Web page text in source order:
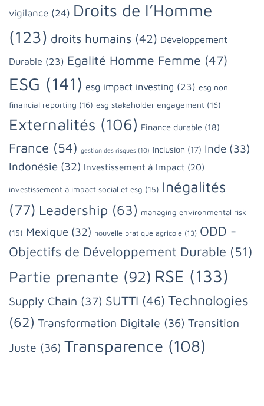
vigilance (24) Droits de l’Homme
(123) droits humains (42) Développement
Durable (23) Egalité Homme Femme (47)
ESG (141) esg impact investing (23) esg non
financial reporting (16) esg stakeholder engagement (16)
Externalités (106) Finance durable (18)
France (54) gestion des risques (10) Inclusion (17) Inde (33)
Indonésie (32) Investissement à Impact (20)
investissement à impact social et esg (15) Inégalités
(77) Leadership (63) managing environmental risk
(15) Mexique (32) nouvelle pratique agricole (13) ODD -
Objectifs de Développement Durable (51)
Partie prenante (92) RSE (133)
Supply Chain (37) SUTTI (46) Technologies
(62) Transformation Digitale (36) Transition
Juste (36) Transparence (108)